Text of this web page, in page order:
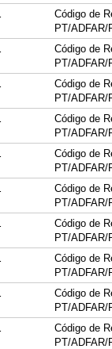
Código de
PT/ADFAR/
Código de
PT/ADFAR/
Código de
PT/ADFAR/
Código de
PT/ADFAR/
Código de
PT/ADFAR/
Código de
PT/ADFAR/
Código de
PT/ADFAR/
Código de
PT/ADFAR/
Código de
PT/ADFAR/
Código de
PT/ADFAR/